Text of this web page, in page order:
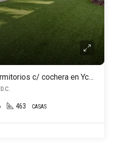
Casa en venta de 4 dormitorios c/ cochera en Ycuá Satí
463 CASAS